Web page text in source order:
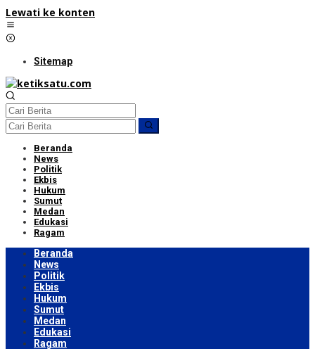
Lewati ke konten
Sitemap
Beranda
News
Politik
Ekbis
Hukum
Sumut
Medan
Edukasi
Ragam
Beranda
News
Politik
Ekbis
Hukum
Sumut
Medan
Edukasi
Ragam